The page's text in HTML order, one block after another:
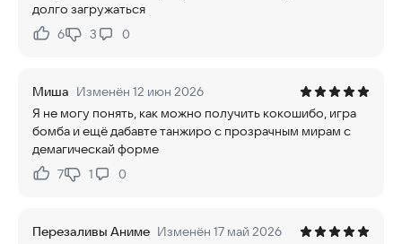
долго загружаться
Нравится:
6Не нравится:
3 0
Миша Изменён 12 июн 2026
Я не могу понять, как можно получить кокошибо, игра
бомба и ещё дабавте танжиро с прозрачным мирам с
демагическай форме
Нравится:
7Не нравится:
1 0
Перезаливы Аниме Изменён 17 май 2026